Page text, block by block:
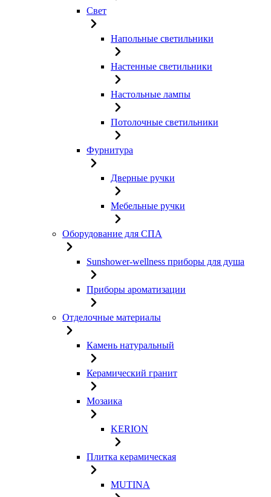
Свет
Напольные светильники
Настенные светильники
Настольные лампы
Потолочные светильники
Фурнитура
Дверные ручки
Мебельные ручки
Оборудование для СПА
Sunshower-wellness приборы для душа
Приборы ароматизации
Отделочные материалы
Камень натуральный
Керамический гранит
Мозаика
KERION
Плитка керамическая
MUTINA